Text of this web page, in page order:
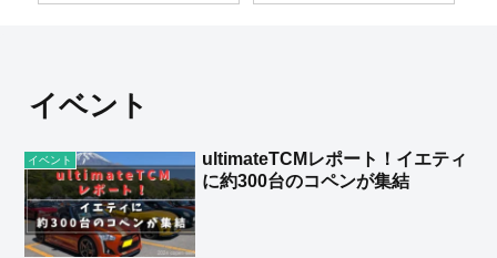
イベント
イベント
ultimateTCMレポート！イエティ
に約300台のコペンが集結